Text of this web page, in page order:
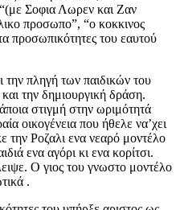
Σοφια Λωρεν και Ζαν
προσωπο”, “ο κοκκινος
προσωπικότητες του εαυτού
πληγή των παιδικών του
την δημιουργική δράση.
στιγμή στην ωριμότητά
οικογένεια που ήθελε να’χει
την Ροζαλι ενα νεαρό μοντέλο
ενα αγόρι κι ενα κορίτσι.
Ο γιος του γνωστο μοντέλο
.